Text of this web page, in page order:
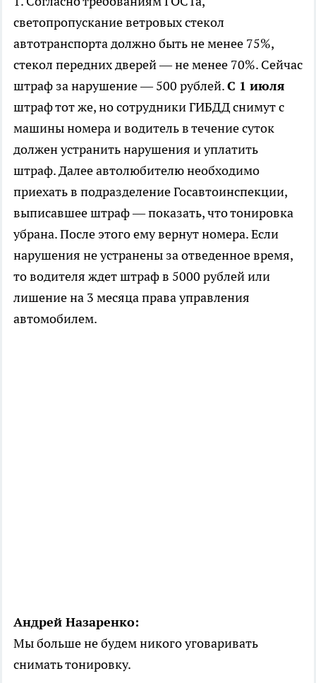
светопропускание ветровых стекол
автотранспорта должно быть не менее 75%,
стекол передних дверей — не менее 70%. Сейчас
штраф за нарушение — 500 рублей.С 1 июля
штраф тот же, но сотрудники ГИБДД снимут с
машины номера и водитель в течение суток
должен устранить нарушения и уплатить
штраф. Далее автолюбителю необходимо
приехать в подразделение Госавтоинспекции,
выписавшее штраф — показать, что тонировка
убрана. После этого ему вернут номера. Если
нарушения не устранены за отведенное время,
то водителя ждет штраф в 5000 рублей или
лишение на 3 месяца права управления
автомобилем.
Андрей Назаренко:
Мы больше не будем никого уговаривать
снимать тонировку.